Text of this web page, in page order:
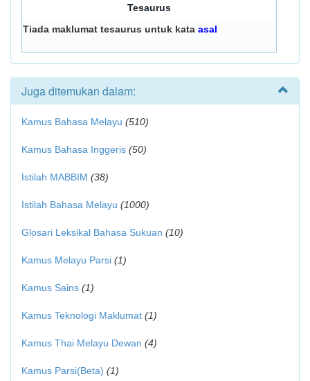
Tesaurus
Tiada maklumat tesaurus untuk kata asal
Juga ditemukan dalam:
Kamus Bahasa Melayu (510)
Kamus Bahasa Inggeris (50)
Istilah MABBIM (38)
Istilah Bahasa Melayu (1000)
Glosari Leksikal Bahasa Sukuan (10)
Kamus Melayu Parsi (1)
Kamus Sains (1)
Kamus Teknologi Maklumat (1)
Kamus Thai Melayu Dewan (4)
Kamus Parsi(Beta) (1)